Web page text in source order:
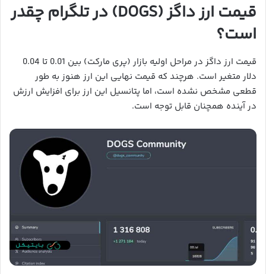
قیمت ارز داگز (DOGS) در تلگرام چقدر
است؟
قیمت ارز داگز در مراحل اولیه بازار (پری مارکت) بین 0.01 تا 0.04
دلار متغیر است. هرچند که قیمت نهایی این ارز هنوز به طور
قطعی مشخص نشده است، اما پتانسیل این ارز برای افزایش ارزش
در آینده همچنان قابل توجه است.